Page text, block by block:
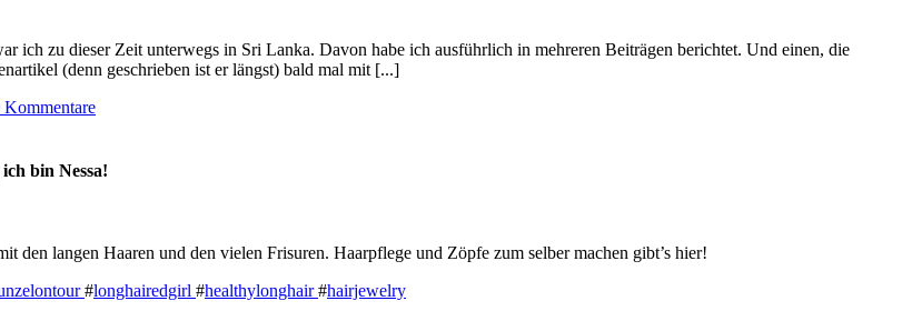
ich zu dieser Zeit unterwegs in Sri Lanka. Davon habe ich ausführlich in mehreren Beiträgen berichtet. Und einen, die
(denn geschrieben ist er längst) bald mal mit [...]
Kommentare
ich bin Nessa!
den langen Haaren und den vielen Frisuren. Haarpflege und Zöpfe zum selber machen gibt’s hier!
#longhairedgirl #healthylonghair#hairjewelry